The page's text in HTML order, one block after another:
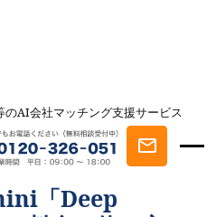
AI会社マッチング支援サービス
Market
記事一覧
】Gemini「Deep Research」と
証レビュー！
「Deep